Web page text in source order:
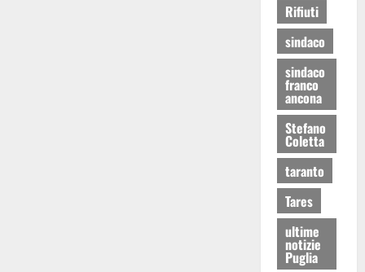
Rifiuti
sindaco
sindaco
franco
ancona
Stefano
Coletta
taranto
Tares
ultime
notizie
Puglia